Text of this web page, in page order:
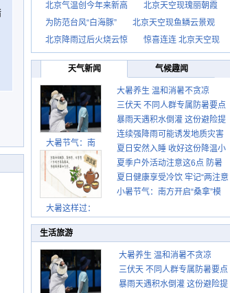
北京气温创今年来新高
北京天空现瑰丽朝霞
为防范台风“白海豚”
北京天空现鱼鳞云景观
北京降雨过后火烧云惊
惊喜连连 北京天空现
天气新闻 气候趣闻
大暑节气：南
大暑这样过：
大暑养生 温和消暑不贪凉
三伏天 不同人群专属防暑要点
请收好
暴雨天遇积水倒灌 这份避险提
示请收好
连续强降雨可能诱发地质灾害
这些前兆要知道
夏日安然入睡 收好这份降温小
贴士
夏季户外活动注意这6点 防暑
健身两不误
夏日健康享受冷饮 牢记“两注意
一控制”
小暑节气：南方开启“桑拿”模
生活旅游
大暑养生 温和消暑不贪凉
三伏天 不同人群专属防暑要点
请收好
暴雨天遇积水倒灌 这份避险提